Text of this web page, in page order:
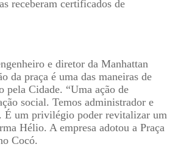
receberam certificados de
e diretor da Manhattan
da praça é uma das maneiras de
pela Cidade. “Uma ação de
social. Temos administrador e
É um privilégio poder revitalizar um
Hélio. A empresa adotou a Praça
Cocó.